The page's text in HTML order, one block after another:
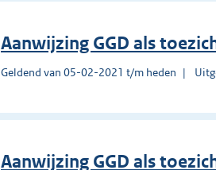
Aanwijzing GGD als
Geldend van 05-02-2021 t/m heden
Aanwijzing GGD als